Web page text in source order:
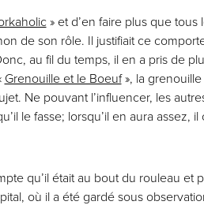
» et d’en faire plus que tous
de son rôle. Il justifiait ce
au fil du temps, il en a pris de
Grenouille et le Boeuf», la
Ne pouvant l’influencer, les
le fasse; lorsqu’il en aura assez,
qu’il était au bout du rouleau et
où il a été gardé sous